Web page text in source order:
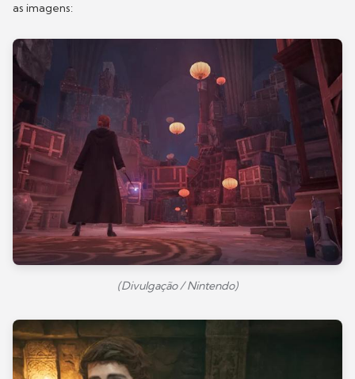
as imagens:
(Divulgação / Nintendo)